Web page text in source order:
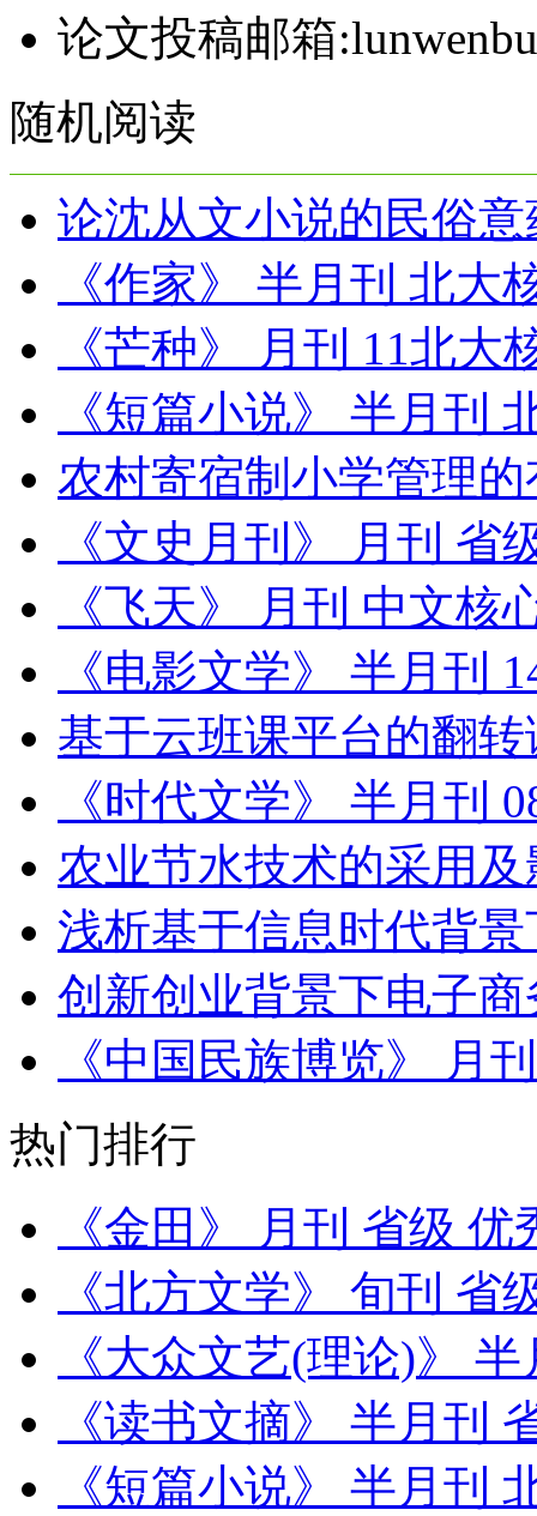
论文投稿邮箱
随机阅读
论沈从文小说的民俗意
《作家》 半月刊 北大
《芒种》 月刊 11北大
《短篇小说》 半月刊
农村寄宿制小学管理
《文史月刊》 月刊 省
《飞天》 月刊 中文核
《电影文学》 半月刊
基于云班课平台的翻
《时代文学》 半月刊
农业节水技术的采用
浅析基于信息时代背
创新创业背景下电子
《中国民族博览》 月
热门排行
《金田》 月刊 省级 优
《北方文学》 旬刊 省
《大众文艺(理论)》
《读书文摘》 半月刊
《短篇小说》 半月刊